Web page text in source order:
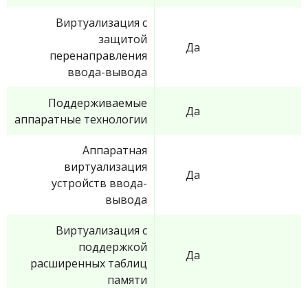
Виртуализация с
защитой
перенаправления
ввода-вывода
Да
Поддерживаемые
аппаратные технологии
Да
Аппаратная
виртуализация
устройств ввода-
вывода
Да
Виртуализация с
поддержкой
расширенных таблиц
памяти
Да